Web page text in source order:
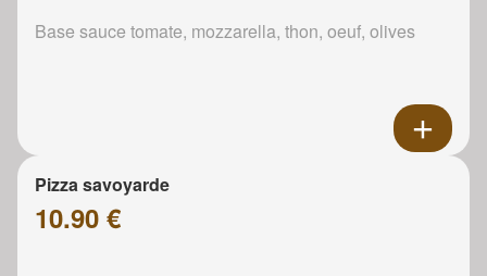
Base sauce tomate, mozzarella, thon, oeuf, olives
Pizza savoyarde
10.90 €